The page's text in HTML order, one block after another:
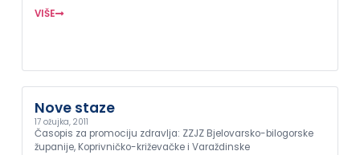
VIŠE
Nove staze
17 ožujka, 2011
Časopis za promociju zdravlja: ZZJZ Bjelovarsko-bilogorske
županije, Koprivničko-križevačke i Varaždinske